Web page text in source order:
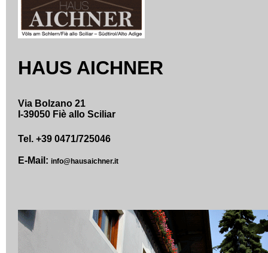
HAUS AICHNER
Via Bolzano 21
I-39050 Fiè allo Sciliar
Tel. +39 0471/725046
E-Mail: info@hausaichner.it